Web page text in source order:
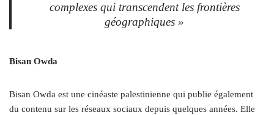
complexes qui transcendent les frontières
géographiques »
Bisan Owda
Bisan Owda est une cinéaste palestinienne qui publie également
du contenu sur les réseaux sociaux depuis quelques années. Elle